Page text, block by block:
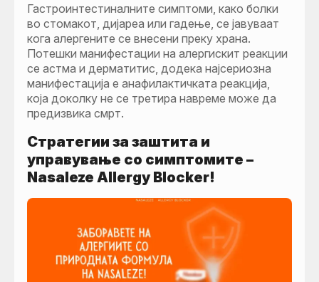
Гастроинтестиналните симптоми, како болки
во стомакот, дијареа или гадење, се јавуваат
кога алергените се внесени преку храна.
Потешки манифестации на алергискит реакции
се астма и дерматитис, додека најсериозна
манифестација е анафилактичката реакција,
која доколку не се третира навреме може да
предизвика смрт.
Стратегии за заштита и
управување со симптомите –
Nasaleze Allergy Blocker!